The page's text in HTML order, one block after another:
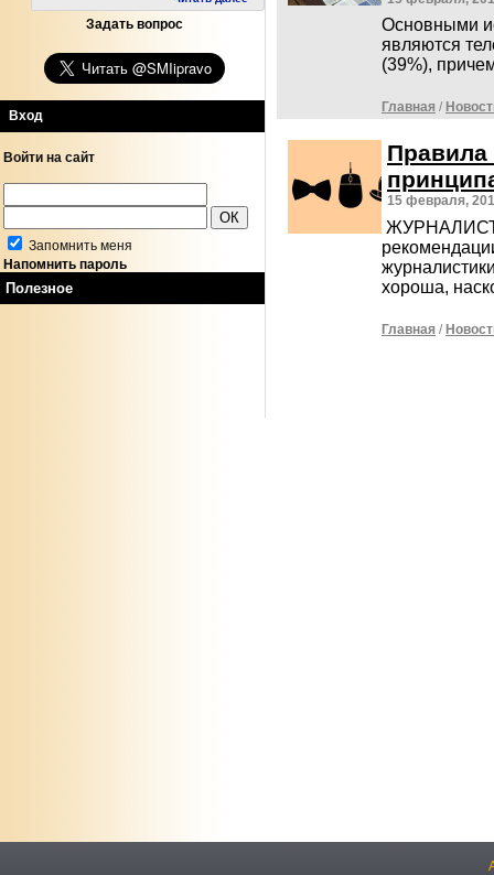
Задать вопрос
Вход
Войти на сайт
Запомнить меня
Напомнить пароль
Полезное
Основными
являются
(39%),
Главная /
Правила
15 февраля,
ЖУРНАЛИСТ
хороша,
Главная /